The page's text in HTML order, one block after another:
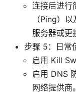
连接后进行
（Ping）
服务器或更
步骤 5：日常
启用 Kill
启用 DNS
网络提供商。